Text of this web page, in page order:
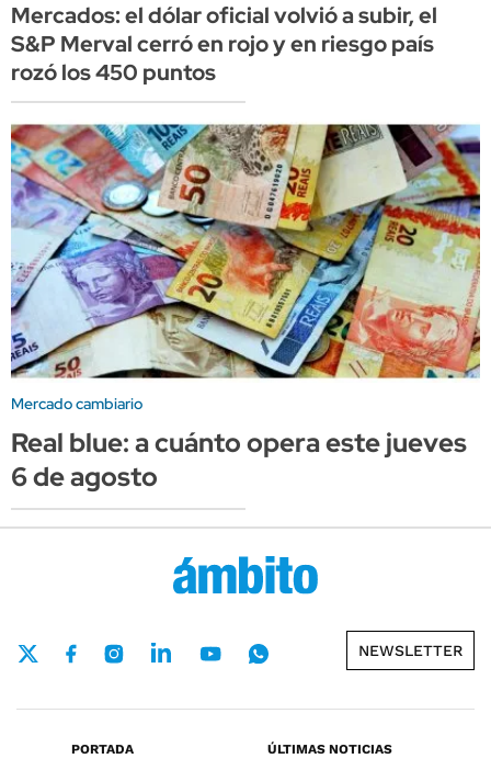
Mercados: el dólar oficial volvió a subir, el
S&P Merval cerró en rojo y en riesgo país
rozó los 450 puntos
Mercado cambiario
Real blue: a cuánto opera este jueves
6 de agosto
NEWSLETTER
PORTADA
ÚLTIMAS NOTICIAS